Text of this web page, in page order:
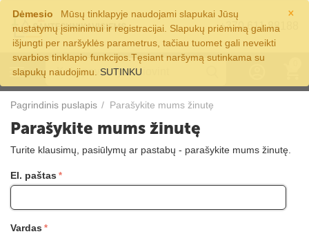
×
Dėmesio
Mūsų tinklapyje naudojami slapukai Jūsų
nustatymų įsiminimui ir registracijai. Slapukų priėmimą galima
išjungti per naršyklės parametrus, tačiau tuomet gali neveikti
svarbios tinklapio funkcijos.Tęsiant naršymą sutinkama su
slapukų naudojimu. SUTINKU
+370 611 88188
Pagrindinis puslapis / Parašykite mums žinutę
Parašykite mums žinutę
Turite klausimų, pasiūlymų ar pastabų - parašykite mums žinutę.
El. paštas
Vardas